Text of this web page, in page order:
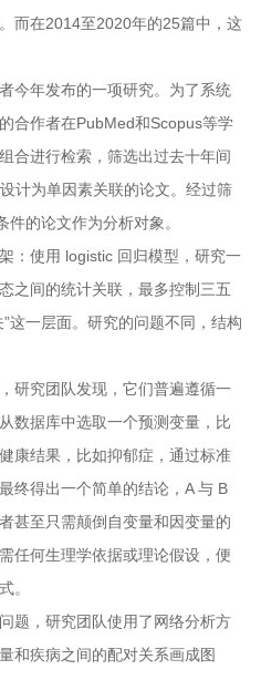
而在2014至2020年的25篇中，这
今年发布的一项研究。为了系统
合作者在PubMed和Scopus等学
合进行检索，筛选出过去十年间
计为单因素关联的论文。经过筛
的论文作为分析对象。
：使用 logistic 回归模型，研究一
之间的统计关联，最多控制三五
这一层面。研究的问题不同，结构
研究团队发现，它们普遍遵循一
数据库中选取一个预测变量，比
康结果，比如抑郁症，通过标准
终得出一个简单的结论，A 与 B
甚至只需颠倒自变量和因变量的
任何生理学依据或理论假设，便
。
题，研究团队使用了网络分析方
和疾病之间的配对关系画成图